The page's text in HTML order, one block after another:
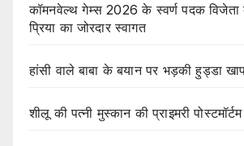
कॉमनवेल्थ गेम्स 2026 के स्वर्ण पदक विजेता
प्रिया का जोरदार स्वागत
हांसी वाले बाबा के बयान पर भड़की हुड्डा
शीलू की पत्नी मुस्कान की प्राइमरी